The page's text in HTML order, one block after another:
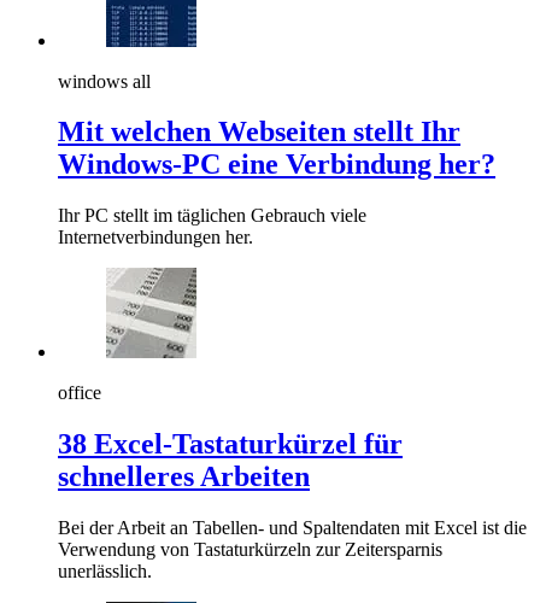
windows all
Mit welchen Webseiten stellt Ihr
Windows-PC eine Verbindung her?
Ihr PC stellt im täglichen Gebrauch viele
Internetverbindungen her.
office
38 Excel-Tastaturkürzel für
schnelleres Arbeiten
Bei der Arbeit an Tabellen- und Spaltendaten mit Excel ist die
Verwendung von Tastaturkürzeln zur Zeitersparnis
unerlässlich.